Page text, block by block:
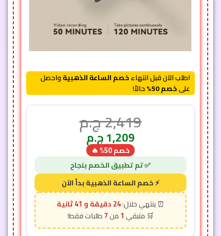
اطلب الآن قبل انتهاءخصم الساعة الذهبيةواحصل
علىخصم 50% حالاً!
2,419ج.م
1,209ج.م
خصم 50% 🔥
24 دقيقة و 39 ثانية
1
7